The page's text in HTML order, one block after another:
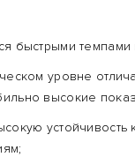
быстрыми темпами
уровне
высокие